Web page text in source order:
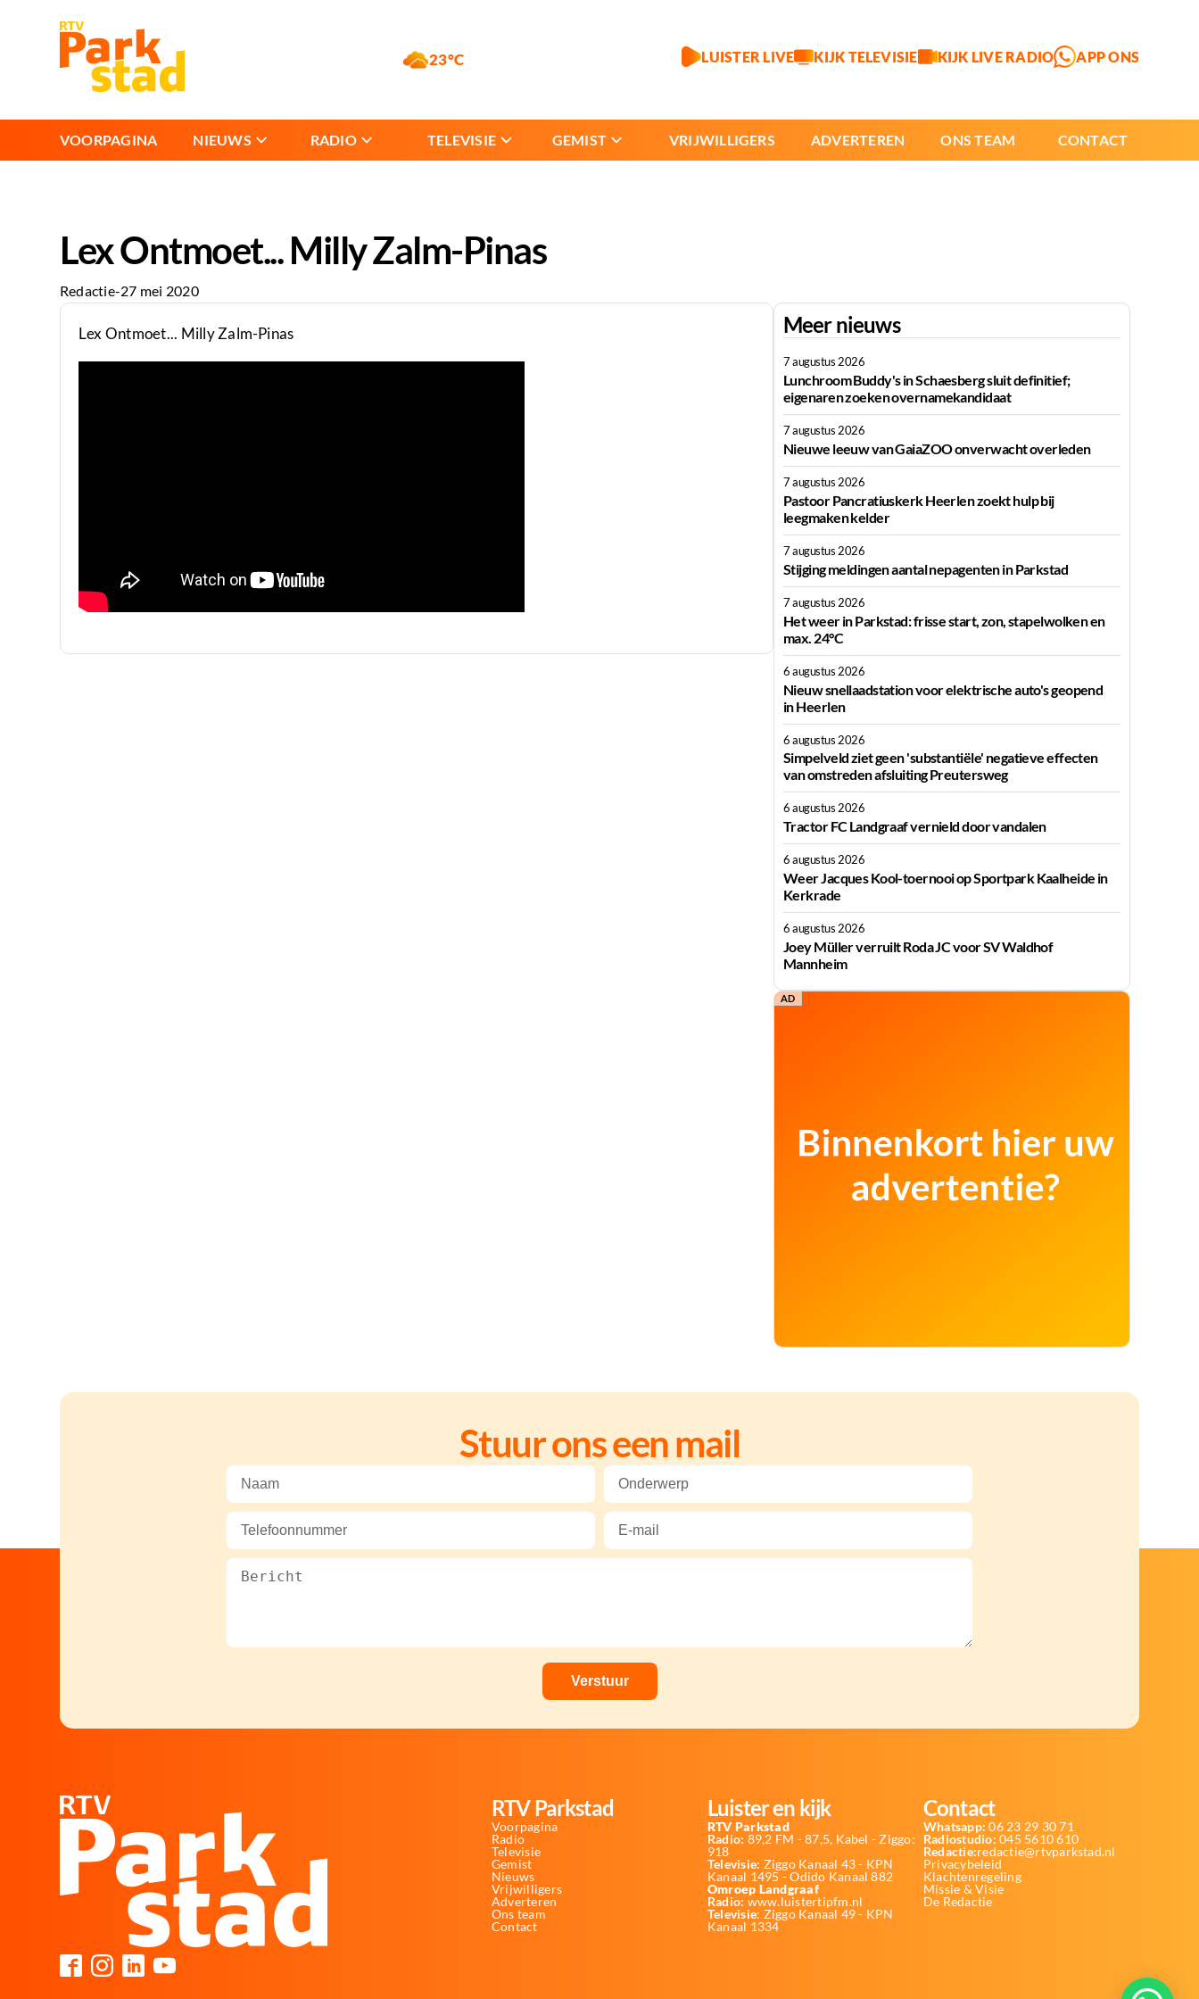
23°C LUISTER LIVE KIJK TELEVISIE KIJK LIVE RADIO APP ONS
VOORPAGINA NIEUWS RADIO TELEVISIE GEMIST VRIJWILLIGERS ADVERTEREN ONS TEAM CONTACT
Lex Ontmoet... Milly Zalm-Pinas
Redactie-27 mei 2020
Lex Ontmoet... Milly Zalm-Pinas Meer nieuws
7 augustus 2026
Lunchroom Buddy's in Schaesberg sluit definitief;
eigenaren zoeken overnamekandidaat
7 augustus 2026
Nieuwe leeuw van GaiaZOO onverwacht overleden
7 augustus 2026
Pastoor Pancratiuskerk Heerlen zoekt hulp bij
leegmaken kelder
7 augustus 2026
Stijging meldingen aantal nepagenten in Parkstad
7 augustus 2026
Het weer in Parkstad: frisse start, zon, stapelwolken en
max. 24°C
6 augustus 2026
Nieuw snellaadstation voor elektrische auto's geopend
in Heerlen
6 augustus 2026
Simpelveld ziet geen 'substantiële' negatieve effecten
van omstreden afsluiting Preutersweg
6 augustus 2026
Tractor FC Landgraaf vernield door vandalen
6 augustus 2026
Weer Jacques Kool-toernooi op Sportpark Kaalheide in
Kerkrade
6 augustus 2026
Joey Müller verruilt Roda JC voor SV Waldhof
Mannheim
AD
Stuur ons een mail
RTV Parkstad
Voorpagina
Radio
Televisie
Gemist
Nieuws
Vrijwilligers
Adverteren
Ons team
Contact
Luister en kijk
RTV Parkstad
Radio: 89,2 FM - 87,5, Kabel - Ziggo:
918
Televisie: Ziggo Kanaal 43 - KPN
Kanaal 1495 - Odido Kanaal 882
Omroep Landgraaf
Radio: www.luistertipfm.nl
Televisie: Ziggo Kanaal 49 - KPN
Kanaal 1334
Contact
Whatsapp: 06 23 29 30 71
Radiostudio: 045 5610 610
Redactie:redactie@rtvparkstad.nl
Privacybeleid
Klachtenregeling
Missie & Visie
De Redactie